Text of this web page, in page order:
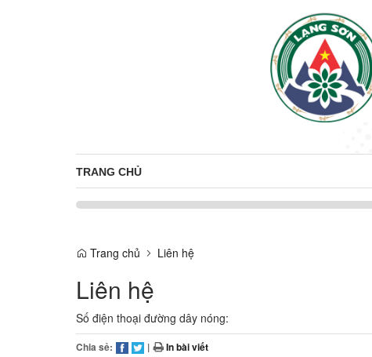
TRANG CHỦ
Trang chủ Liên hệ
Liên hệ
Số điện thoại đường dây nóng:
Chia sẻ: | In bài viết